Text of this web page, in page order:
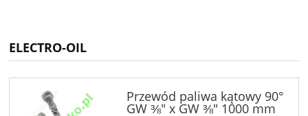
ELECTRO-OIL
Przewód paliwa kątowy 90°
GW ⅜" x GW ⅜" 1000 mm